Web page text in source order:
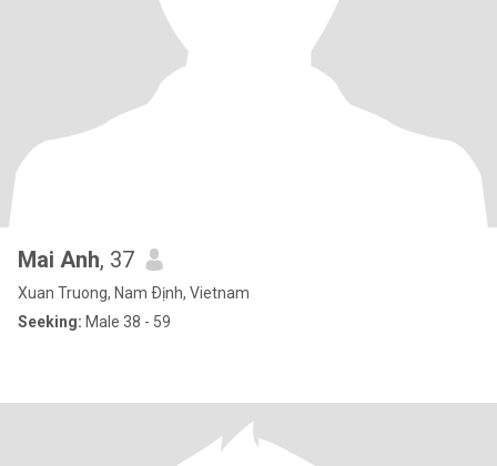
Mai Anh, 37
Xuan Truong, Nam Ðịnh, Vietnam
Seeking: Male 38 - 59